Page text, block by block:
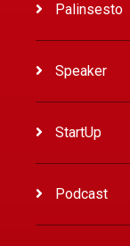
Palinsesto
Speaker
StartUp
Podcast